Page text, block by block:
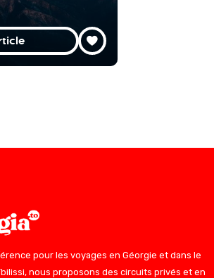
pour les voyages en Géorgie et dans le
nous proposons des circuits privés et en